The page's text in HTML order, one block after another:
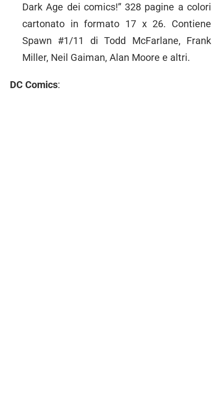
Dark Age dei comics!” 328 pagine a colori
cartonato in formato 17 x 26. Contiene
Spawn #1/11 di Todd McFarlane, Frank
Miller, Neil Gaiman, Alan Moore e altri.
DC Comics: